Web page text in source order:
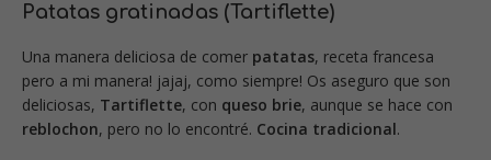
Patatas gratinadas (Tartiflette)
Una manera deliciosa de comer patatas, receta francesa
pero a mi manera! jajaj, como siempre! Os aseguro que son
deliciosas, Tartiflette, con queso brie, aunque se hace con
reblochon, pero no lo encontré. Cocina tradicional.